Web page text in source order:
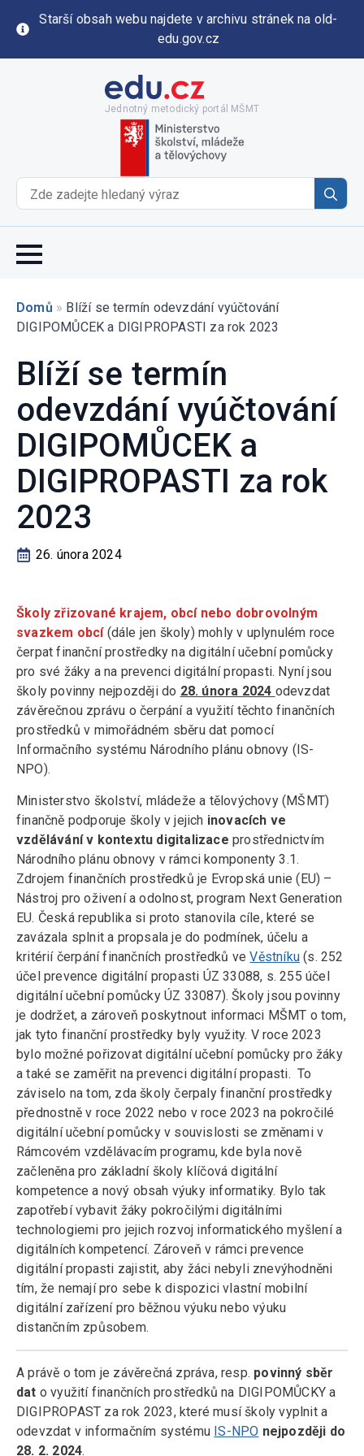
Starší obsah webu najdete v archivu stránek na old-
edu.gov.cz
Jednotný metodický portál MŠMT
for:
Domů » Blíží se termín odevzdání vyúčtování
DIGIPOMŮCEK a DIGIPROPASTI za rok 2023
Blíží se termín
odevzdání vyúčtování
DIGIPOMŮCEK a
DIGIPROPASTI za rok
2023
26. února 2024
Školy zřizované krajem, obcí nebo dobrovolným
svazkem obcí(dále jen školy) mohly v uplynulém roce
čerpat finanční prostředky na digitální učební pomůcky
pro své žáky a na prevenci digitální propasti. Nyní jsou
školy povinny nejpozději do 28. února 2024 odevzdat
závěrečnou zprávu o čerpání a využití těchto finančních
prostředků v mimořádném sběru dat pomocí
Informačního systému Národního plánu obnovy (IS-
NPO).
Ministerstvo školství, mládeže a tělovýchovy (MŠMT)
finančně podporuje školy v jejich inovacích ve
vzdělávání v kontextu digitalizace prostřednictvím
Národního plánu obnovy v rámci komponenty 3.1.
Zdrojem finančních prostředků je Evropská unie (EU) –
Nástroj pro oživení a odolnost, program Next Generation
EU. Česká republika si proto stanovila cíle, které se
zavázala splnit a propsala je do podmínek, účelu a
kritérií čerpání finančních prostředků veVěstníku (s. 252
účel prevence digitální propasti ÚZ 33088, s. 255 účel
digitální učební pomůcky ÚZ 33087). Školy jsou povinny
je dodržet, a zároveň poskytnout informaci MŠMT o tom,
jak tyto finanční prostředky byly využity. V roce 2023
bylo možné pořizovat digitální učební pomůcky pro žáky
a také se zaměřit na prevenci digitální propasti. To
záviselo na tom, zda školy čerpaly finanční prostředky
přednostně v roce 2022 nebo v roce 2023 na pokročilé
digitální učební pomůcky v souvislosti se změnami v
Rámcovém vzdělávacím programu, kde byla nově
začleněna pro základní školy klíčová digitální
kompetence a nový obsah výuky informatiky. Bylo tak
zapotřebí vybavit žáky pokročilými digitálními
technologiemi pro jejich rozvoj informatického myšlení a
digitálních kompetencí. Zároveň v rámci prevence
digitální propasti zajistit, aby žáci nebyli znevýhodněni
tím, že nemají pro sebe k dispozici vlastní mobilní
digitální zařízení pro běžnou výuku nebo výuku
distančním způsobem.
A právě o tom je závěrečná zpráva, resp. povinný sběr
dat o využití finančních prostředků na DIGIPOMŮCKY a
DIGIPROPAST za rok 2023, které musí školy vyplnit a
odevzdat v informačním systému IS-NPO nejpozději do
28. 2. 2024.